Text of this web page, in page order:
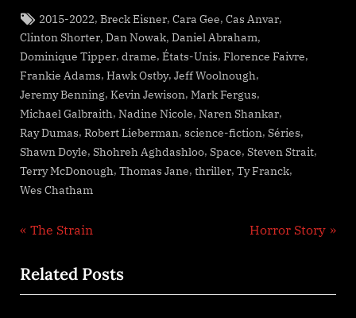
Tags:
2015-2022,Breck Eisner,Cara Gee,Cas Anvar,
Clinton Shorter, Dan Nowak, Daniel Abraham,
Dominique Tipper, drame, États-Unis, Florence Faivre,
Frankie Adams, Hawk Ostby, Jeff Woolnough,
Jeremy Benning, Kevin Jewison, Mark Fergus,
Michael Galbraith, Nadine Nicole, Naren Shankar,
Ray Dumas, Robert Lieberman, science-fiction, Séries,
Shawn Doyle, Shohreh Aghdashloo, Space, Steven Strait,
Terry McDonough, Thomas Jane, thriller, Ty Franck,
Wes Chatham
Navigation
de
l’article
P
e
v
The Strain
N
t
Horror Story
Related Posts